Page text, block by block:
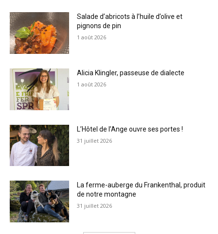
Salade d’abricots à l’huile d’olive et
pignons de pin
1 août 2026
Alicia Klingler, passeuse de dialecte
1 août 2026
L’Hôtel de l’Ange ouvre ses portes !
31 juillet 2026
La ferme-auberge du Frankenthal, produit
de notre montagne
31 juillet 2026